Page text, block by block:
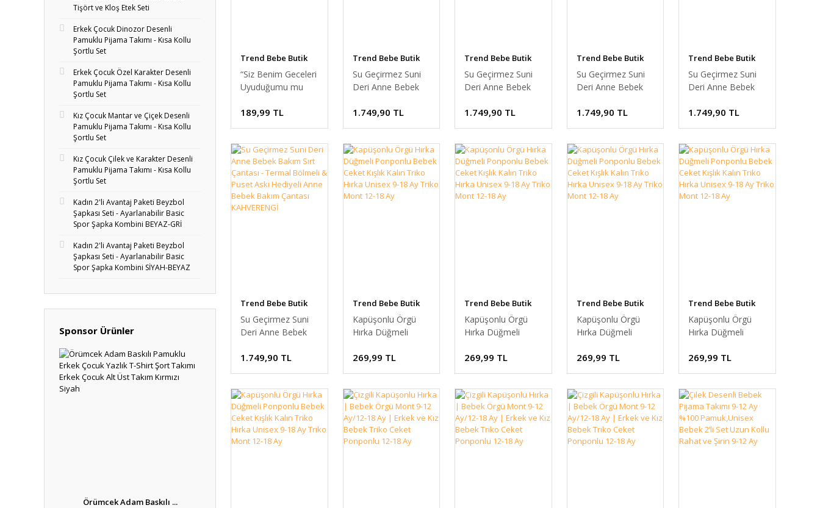
Tişört ve Kloş Etek Seti
Erkek Çocuk Dinozor Desenli
Pamuklu Pijama Takımı - Kısa Kollu
Şortlu Set
Erkek Çocuk Özel Karakter Desenli
Pamuklu Pijama Takımı - Kısa Kollu
Şortlu Set
Kız Çocuk Mantar ve Çiçek Desenli
Pamuklu Pijama Takımı - Kısa Kollu
Şortlu Set
Kız Çocuk Çilek ve Karakter Desenli
Pamuklu Pijama Takımı - Kısa Kollu
Şortlu Set
Kadın 2'li Avantaj Paketi Beyzbol
Şapkası Seti - Ayarlanabilir Basic
Spor Şapka Kombini BEYAZ-GRİ
Kadın 2'li Avantaj Paketi Beyzbol
Şapkası Seti - Ayarlanabilir Basic
Spor Şapka Kombini SİYAH-BEYAZ
Sponsor Ürünler
Örümcek Adam Baskılı ...
Trend Bebe Butik
“Siz Benim Geceleri
Uyuduğumu mu
Baskılı Bebek
36 AY
189,99 TL
Trend Bebe Butik
Su Geçirmez Suni
Deri Anne Bebek
Termal Bölmeli &
Çantası Açık Kahve
1.749,90 TL
Trend Bebe Butik
Su Geçirmez Suni
Deri Anne Bebek
Termal Bölmeli &
Çantası SİYAH
1.749,90 TL
Trend Bebe Butik
Su Geçirmez Suni
Deri Anne Bebek
Termal Bölmeli &
Çantası PEMBE
1.749,90 TL
Trend Bebe Butik
Su Geçirmez Suni
Deri Anne Bebek
Termal Bölmeli &
Çantası KREM
1.749,90 TL
Trend Bebe Butik
Su Geçirmez Suni
Deri Anne Bebek
Termal Bölmeli &
Puset Askı Hediyeli
Çantası
KAHVERENGİ
1.749,90 TL
Trend Bebe Butik
Kapüşonlu Örgü
Hırka Düğmeli
Ceket Kışlık Kalın
Triko Hırka Unisex
12-18 Ay
269,99 TL
Trend Bebe Butik
Kapüşonlu Örgü
Hırka Düğmeli
Ceket Kışlık Kalın
Triko Hırka Unisex
12-18 Ay
269,99 TL
Trend Bebe Butik
Kapüşonlu Örgü
Hırka Düğmeli
Ceket Kışlık Kalın
Triko Hırka Unisex
12-18 Ay
269,99 TL
Trend Bebe Butik
Kapüşonlu Örgü
Hırka Düğmeli
Ceket Kışlık Kalın
Triko Hırka Unisex
12-18 Ay
269,99 TL